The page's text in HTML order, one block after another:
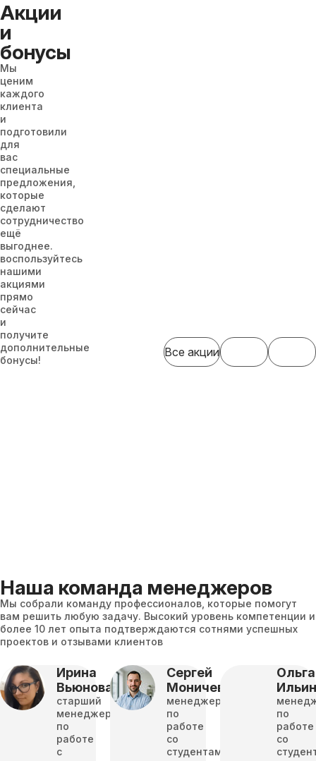
Акции
и
бонусы
Мы
ценим
каждого
клиента
и
подготовили
для
вас
специальные
предложения,
которые
сделают
сотрудничество
ещё
выгоднее.
воспользуйтесь
нашими
акциями
прямо
сейчас
и
получите
дополнительные
бонусы!
Все акции
Наша команда менеджеров
Мы собрали команду профессионалов, которые помогут
вам решить любую задачу. Высокий уровень компетенции и
более 10 лет опыта подтверждаются сотнями успешных
проектов и отзывами клиентов
Ирина
Вьюнова
старший
менеджер
по
работе
с
Сергей
Моничев
менеджер
по
работе
со
студентами
Ольга
по
работе
со